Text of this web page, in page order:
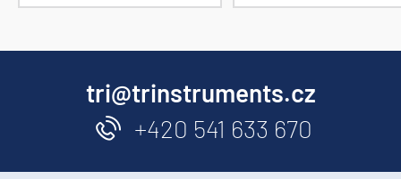
atď.
tri@trinstruments.cz
+420 541 633 670